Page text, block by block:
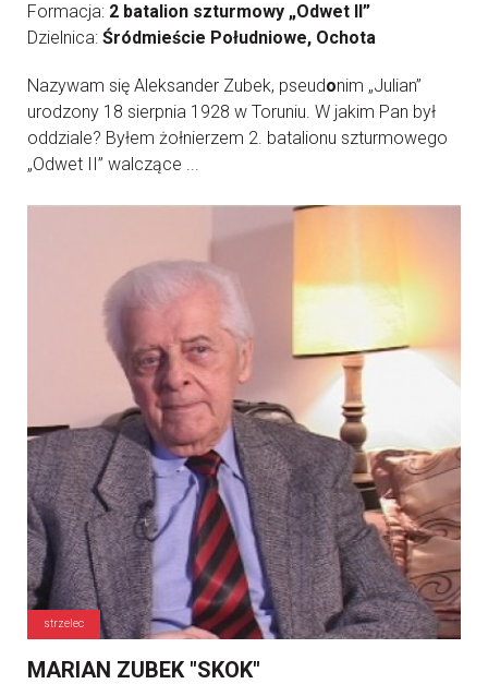
Formacja: 2 batalion szturmowy „Odwet II”
Dzielnica: Śródmieście Południowe, Ochota
Nazywam się Aleksander Zubek, pseudonim „Julian”
urodzony 18 sierpnia 1928 w Toruniu. W jakim Pan był
oddziale? Byłem żołnierzem 2. batalionu szturmowego
„Odwet II” walczące ...
strzelec
MARIAN ZUBEK "SKOK"